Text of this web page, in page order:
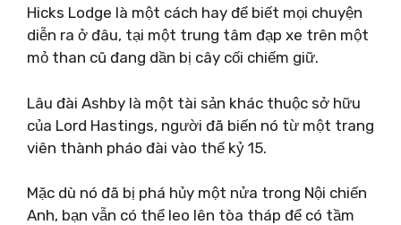
Hicks Lodge là một cách hay để biết mọi chuyện
diễn ra ở đâu, tại một trung tâm đạp xe trên một
mỏ than cũ đang dần bị cây cối chiếm giữ.
Lâu đài Ashby là một tài sản khác thuộc sở hữu
của Lord Hastings, người đã biến nó từ một trang
viên thành pháo đài vào thế kỷ 15.
Mặc dù nó đã bị phá hủy một nửa trong Nội chiến
Anh, bạn vẫn có thể leo lên tòa tháp để có tầm